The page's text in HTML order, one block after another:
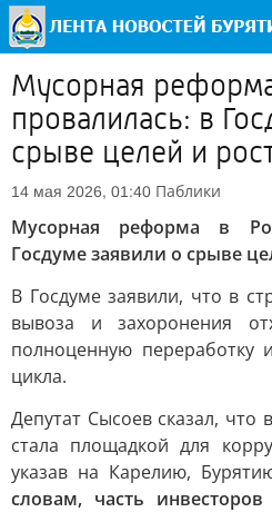
Мусорная
провалилась: в
срыве целей и
14 мая 2026, 01:40 Паблики
Мусорная реформа в
Госдуме заявили о срыве
В Госдуме заявили, что в
вывоза и захоронения
полноценную переработку
цикла.
Депутат Сысоев сказал, что
стала площадкой для
указав на Карелию,
словам, часть инвесторов